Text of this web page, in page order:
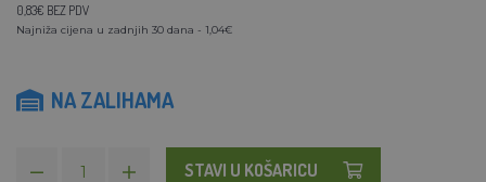
0,83€ BEZ PDV
Najniža cijena u zadnjih 30 dana - 1,04€
NA ZALIHAMA
STAVI U KOŠARICU